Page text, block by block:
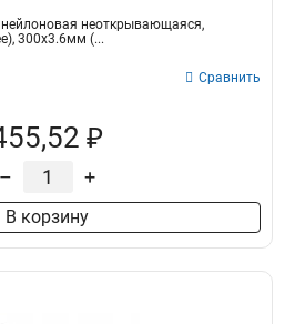
нейлоновая неоткрывающаяся,
300x3.6мм (...
Сравнить
₽
– +
В корзину